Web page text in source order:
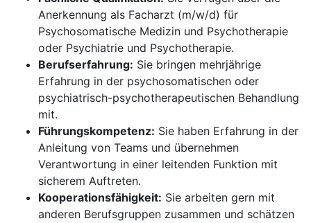
Anerkennung als Facharzt (m/w/d) für
Psychosomatische Medizin und Psychotherapie
oder Psychiatrie und Psychotherapie.
Berufserfahrung: Sie bringen mehrjährige
Erfahrung in der psychosomatischen oder
psychiatrisch-psychotherapeutischen Behandlung
mit.
Führungskompetenz: Sie haben Erfahrung in der
Anleitung von Teams und übernehmen
Verantwortung in einer leitenden Funktion mit
sicherem Auftreten.
Kooperationsfähigkeit: Sie arbeiten gern mit
anderen Berufsgruppen zusammen und schätzen